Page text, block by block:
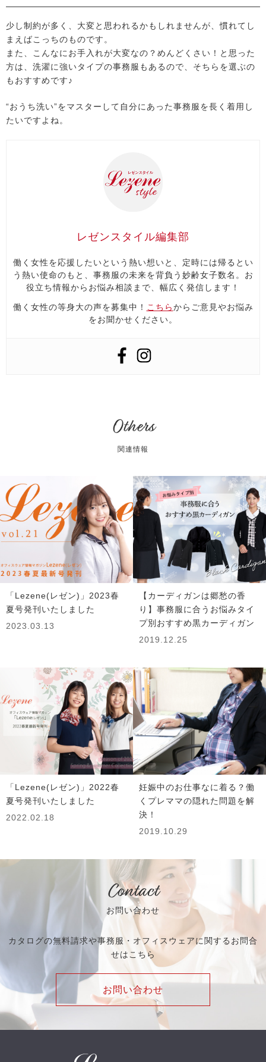
少し制約が多く、大変と思われるかもしれませんが、慣れてし
まえばこっちのものです。
また、こんなにお手入れが大変なの？めんどくさい！と思った
方は、洗濯に強いタイプの事務服もあるので、そちらを選ぶの
もおすすめです♪
“おうち洗い”をマスターして自分にあった事務服を長く着用し
たいですよね。
レゼンスタイル編集部
働く女性を応援したいという熱い想いと、定時には帰るとい
う熱い使命のもと、事務服の未来を背負う妙齢女子数名。お
役立ち情報からお悩み相談まで、幅広く発信します！
働く女性の等身大の声を募集中！ こちらからご意見やお悩み
をお聞かせください。
Others
関連情報
「Lezene(レゼン)」2023春
夏号発刊いたしました
2023.03.13
【カーディガンは郷愁の香
り】事務服に合うお悩みタイ
プ別おすすめ黒カーディガン
2019.12.25
「Lezene(レゼン)」2022春
夏号発刊いたしました
2022.02.18
妊娠中のお仕事なに着る？働
くプレママの隠れた問題を解
決！
2019.10.29
Contact
お問い合わせ
カタログの無料請求や事務服・オフィスウェアに関するお問合
せはこちら
お問い合わせ